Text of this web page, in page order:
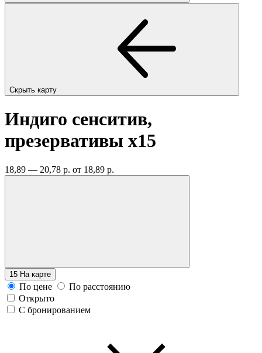
Скрыть карту
Индиго сенситив,
презервативы x15
18,89 — 20,78 р. от 18,89 р.
15 На карте
По цене
По расстоянию
Открыто
С бронированием